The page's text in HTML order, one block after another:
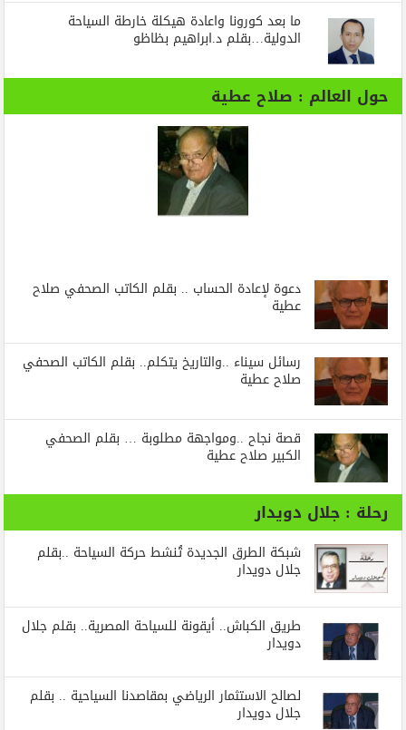
ما بعد كورونا واعادة هيكلة خارطة السياحة
الدولية…بقلم د.ابراهيم بظاظو
حول العالم : صلاح عطية
دعوة لإعادة الحساب .. بقلم الكاتب الصحفي صلاح
عطية
رسائل‭ ‬سيناء‭.. ‬والتاريخ‭ ‬يتكلم.. بقلم الكاتب الصحفي
صلاح عطية
قصة نجاح ..ومواجهة مطلوبة … بقلم الصحفي
الكبير صلاح عطية
رحلة : جلال دويدار
شبكة الطرق الجديدة تُنشط حركة السياحة ..بقلم
جلال دويدار
طريق الكباش.. أيقونة للسياحة المصرية.. بقلم جلال
دويدار
لصالح الاستثمار الرياضي بمقاصدنا السياحية .. بقلم
جلال دويدار